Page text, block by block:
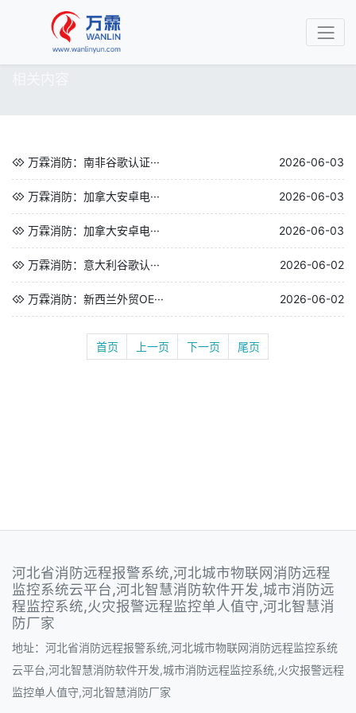
万霖消防：南非谷歌认证··· 2026-06-03
万霖消防：加拿大安卓电··· 2026-06-03
万霖消防：加拿大安卓电··· 2026-06-03
万霖消防：意大利谷歌认··· 2026-06-02
万霖消防：新西兰外贸OE··· 2026-06-02
首页 上一页 下一页 尾页
河北省消防远程报警系统,河北城市物联网消防远程
监控系统云平台,河北智慧消防软件开发,城市消防远
程监控系统,火灾报警远程监控单人值守,河北智慧消
防厂家
地址：河北省消防远程报警系统,河北城市物联网消防远程监控系统
云平台,河北智慧消防软件开发,城市消防远程监控系统,火灾报警远程
监控单人值守,河北智慧消防厂家